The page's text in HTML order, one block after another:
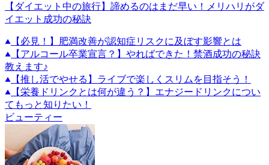
【ダイエット中の旅行】諦めるのはまだ早い！メリハリがダ
イエット成功の秘訣
【必見！】肥満改善が認知症リスクに及ぼす影響とは
【アルコール卒業宣言？】やればできた！禁酒成功の秘訣
教えます♪
【推し活でやせる】ライブで楽しくスリムを目指そう！
【栄養ドリンクとは何が違う？】エナジードリンクについ
てもっと知りたい！
ビューティー